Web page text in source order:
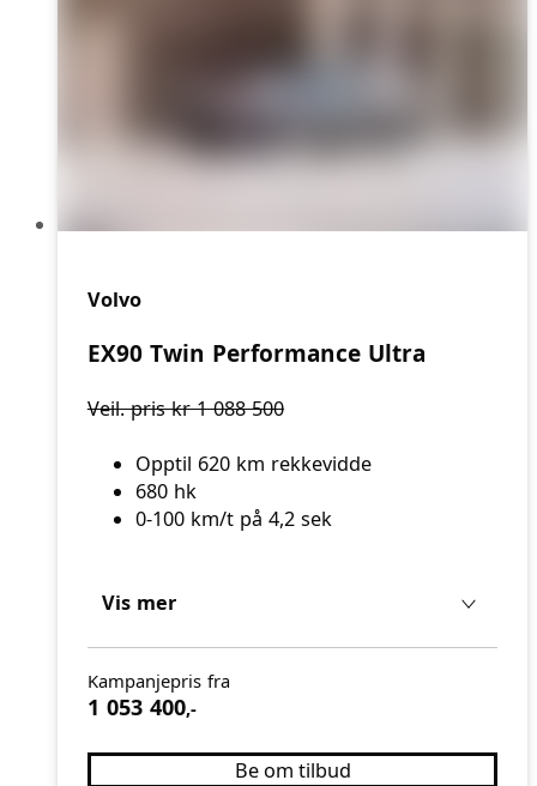
Volvo
EX90 Twin Performance Ultra
Veil. pris kr 1 088 500
Opptil 620 km rekkevidde
680 hk
0-100 km/t på 4,2 sek
Vis mer
Kampanjepris fra
1 053 400,-
Be om tilbud